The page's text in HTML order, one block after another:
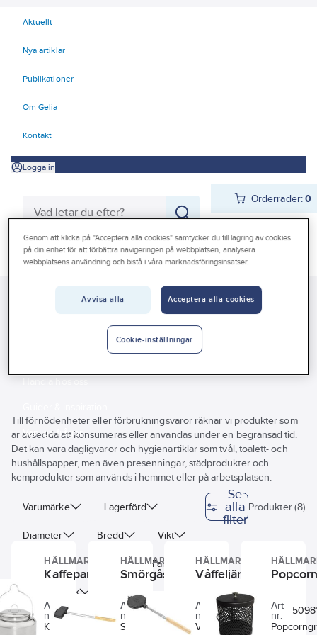
Aktuellt
Nya artiklar
Publikationer
Om Gelia
Kontakt
Logga in
Orderrader:0
Produkter
Handla hos oss
Vanliga frågor
Beställ direkt
Produkter Gelia Förnödenheter & Förbrukning
Grilljärn och kärl
Grilljärn och kärl
Till förnödenheter eller förbrukningsvaror räknar vi produkter som
är avsedda att konsumeras eller användas under en begränsad tid.
Det kan vara dagligvaror och hygienartiklar som tvål, toalett- och
hushållspapper, men även presenningar, städprodukter och
kemprodukter som används i hemmet eller på arbetsplatsen.
Varumärke Lagerförd
Diameter Bredd Vikt
Material Färg
Godstjocklek
Se
alla
filter
Produkter (8)
HÄLLMARK
Kaffepanna
Art
nr: 5098031491
Klassisk
HÄLLMARK
Smörgåsjärn
Art
nr:
5098039011
Smörgåsjärn i
HÄLLMARK
Våffeljärn
Art
nr:
5098039061
Våffeljärn i
Art
nr:
Genom att klicka på "Acceptera alla cookies" samtycker du till lagring av cookies
på din enhet för att förbättra navigeringen på webbplatsen, analysera
webbplatsens användning och bistå i våra marknadsföringsinsatser.
Avvisa alla Acceptera alla cookies
Cookie-inställningar